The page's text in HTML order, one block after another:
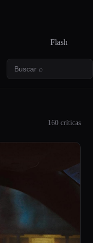
Flash
160 críticas